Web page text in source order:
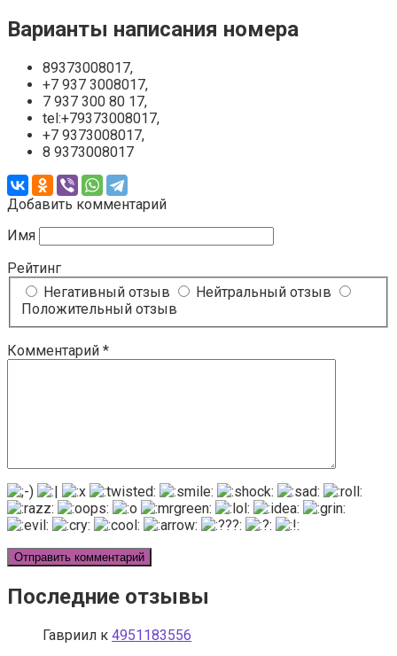
Варианты написания номера
89373008017,
+7 937 3008017,
7 937 300 80 17,
tel:+79373008017,
+7 9373008017,
8 9373008017
Добавить комментарий
Имя
Рейтинг
Негативный отзыв
Нейтральный отзыв
Положительный отзыв
Комментарий *
Последние отзывы
Гавриил к 4951183556